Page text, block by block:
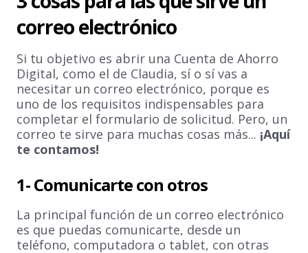
correo electrónico
Si tu objetivo es abrir una Cuenta de Ahorro
Digital, como el de Claudia, sí o sí vas a
necesitar un correo electrónico, porque es
uno de los requisitos indispensables para
completar el formulario de solicitud. Pero, un
correo te sirve para muchas cosas más... ¡Aquí
te contamos!
1- Comunicarte con otros
La principal función de un correo electrónico
es que puedas comunicarte, desde un
teléfono, computadora o tablet, con otras